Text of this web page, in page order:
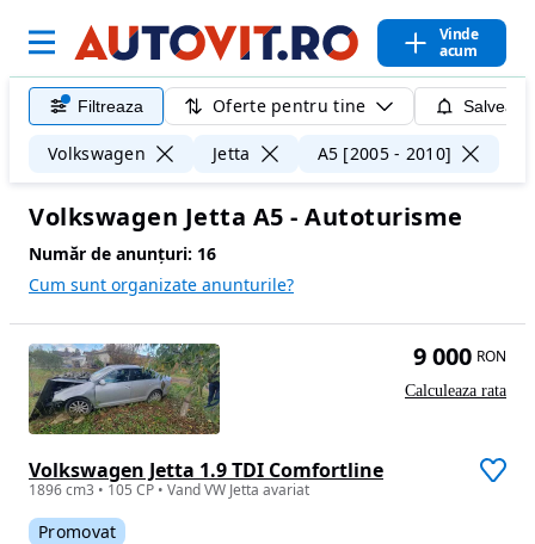
Vinde
acum
Filtreaza Oferte pentru tine
Volkswagen Jetta A5 [2005 - 2010]
Volkswagen Jetta A5 - Autoturisme
Număr de anunțuri: 16
Cum sunt organizate anunturile?
Volkswagen Jetta 1.9 TDI Comfortline
1896 cm3 • 105 CP • Vand VW Jetta avariat
Promovat
9 000 RON
Calculeaza rata